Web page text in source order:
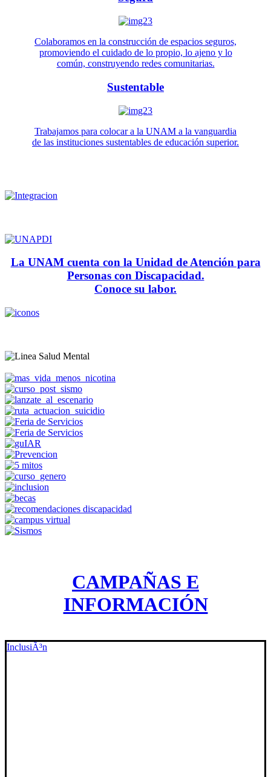
Colaboramos en la construcción de espacios seguros,
promoviendo el cuidado de lo propio, lo ajeno y lo
común, construyendo redes comunitarias.
Sustentable
Trabajamos para colocar a la UNAM a la vanguardia
de las instituciones sustentables de educación superior.
La UNAM cuenta con la Unidad de Atención para
Personas con Discapacidad.
Conoce su labor.
CAMPAÑAS E
INFORMACIÓN
InclusiÃ³n